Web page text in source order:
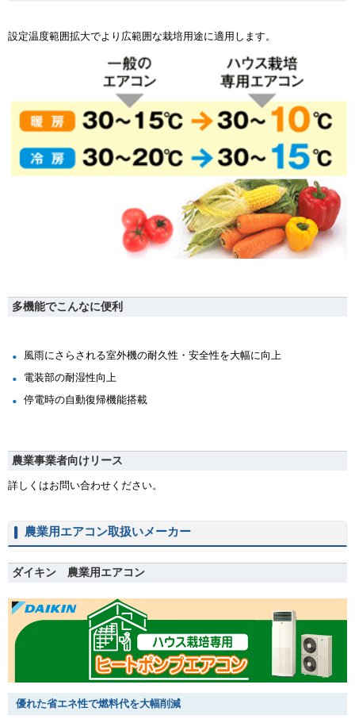
設定温度範囲拡大でより広範囲な栽培用途に適用します。
多機能でこんなに便利
風雨にさらされる室外機の耐久性・安全性を大幅に向上
電装部の耐湿性向上
停電時の自動復帰機能搭載
農業事業者向けリース
詳しくはお問い合わせください。
農業用エアコン取扱いメーカー
ダイキン 農業用エアコン
優れた省エネ性で燃料代を大幅削減